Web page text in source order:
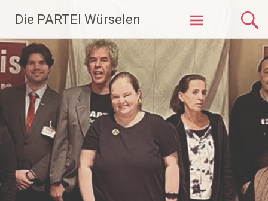
Inhalt
springen
Die PARTEI Würselen